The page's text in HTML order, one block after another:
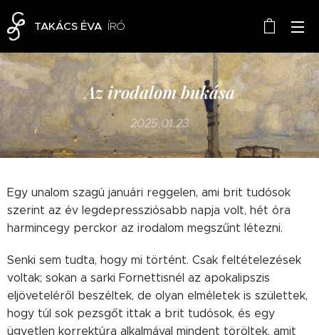
TAKÁCS ÉVA ÍRÓ
Az irodalom bukása
2025.01.23
Egy unalom szagú januári reggelen, ami brit tudósok
szerint az év legdepressziósabb napja volt, hét óra
harmincegy perckor az irodalom megszűnt létezni.
Senki sem tudta, hogy mi történt. Csak feltételezések
voltak; sokan a sarki Fornettisnél az apokalipszis
eljöveteléről beszéltek, de olyan elméletek is születtek,
hogy túl sok pezsgőt ittak a brit tudósok, és egy
ügyetlen korrektúra alkalmával mindent töröltek, amit